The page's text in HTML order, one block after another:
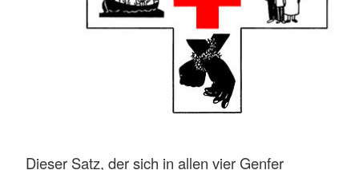
Dieser Satz, der sich in allen vier Genfer